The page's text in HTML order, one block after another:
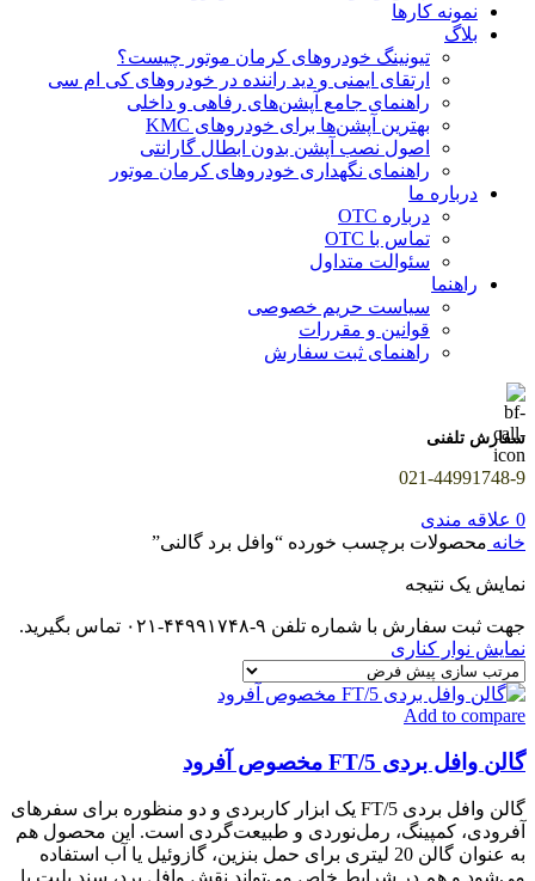
نمونه کارها
بلاگ
تیونینگ خودروهای کرمان موتور چیست؟
ارتقای ایمنی و دید راننده در خودروهای کی ام سی
راهنمای جامع آپشن‌های رفاهی و داخلی
بهترین آپشن‌ها برای خودروهای KMC
اصول نصب آپشن بدون ابطال گارانتی
راهنمای نگهداری خودروهای کرمان موتور
درباره ما
درباره OTC
تماس با OTC
سئوالت متداول
راهنما
سیاست حریم خصوصی
قوانین و مقررات
راهنمای ثبت سفارش
سفارش تلفنی
021-44991748-9
0 علاقه مندی
خانه محصولات برچسب خورده “وافل برد گالنی”
نمایش یک نتیجه
جهت ثبت سفارش با شماره تلفن ۹-۴۴۹۹۱۷۴۸-۰۲۱ تماس بگیرید.
نمایش نوار کناری
Add to compare
گالن وافل بردی FT/5 مخصوص آفرود
گالن وافل بردی FT/5 یک ابزار کاربردی و دو منظوره برای سفرهای
آفرودی، کمپینگ، رمل‌نوردی و طبیعت‌گردی است. این محصول هم
به عنوان گالن 20 لیتری برای حمل بنزین، گازوئیل یا آب استفاده